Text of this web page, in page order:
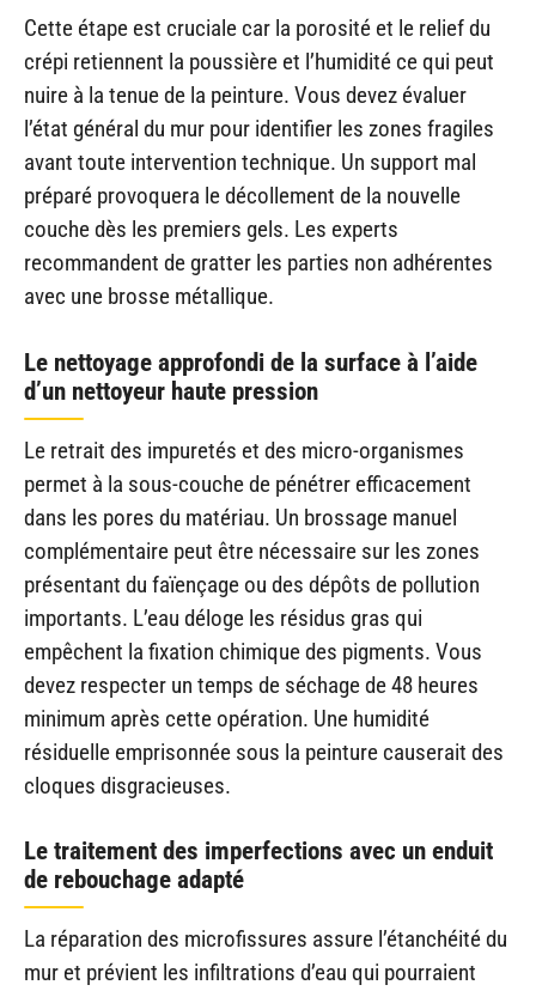
Cette étape est cruciale car la porosité et le relief du
crépi retiennent la poussière et l’humidité ce qui peut
nuire à la tenue de la peinture. Vous devez évaluer
l’état général du mur pour identifier les zones fragiles
avant toute intervention technique. Un support mal
préparé provoquera le décollement de la nouvelle
couche dès les premiers gels. Les experts
recommandent de gratter les parties non adhérentes
avec une brosse métallique.
Le nettoyage approfondi de la surface à l’aide
d’un nettoyeur haute pression
Le retrait des impuretés et des micro-organismes
permet à la sous-couche de pénétrer efficacement
dans les pores du matériau. Un brossage manuel
complémentaire peut être nécessaire sur les zones
présentant du faïençage ou des dépôts de pollution
importants. L’eau déloge les résidus gras qui
empêchent la fixation chimique des pigments. Vous
devez respecter un temps de séchage de 48 heures
minimum après cette opération. Une humidité
résiduelle emprisonnée sous la peinture causerait des
cloques disgracieuses.
Le traitement des imperfections avec un enduit
de rebouchage adapté
La réparation des microfissures assure l’étanchéité du
mur et prévient les infiltrations d’eau qui pourraient